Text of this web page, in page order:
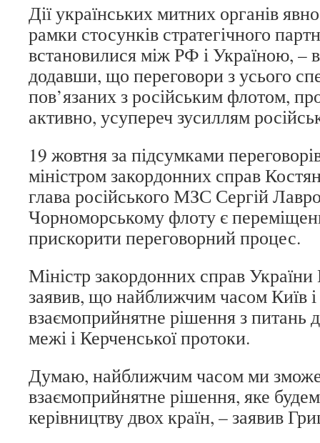
Дії українських митних органів
рамки стосунків стратегічного
встановилися між РФ і Україною, –
додавши, що переговори з усього
пов’язаних з російським флотом,
активно, усупереч зусиллям
19 жовтня за підсумками
міністром закордонних справ
глава російського МЗС Сергій
Чорноморському флоту є
прискорити переговорний процес.
Міністр закордонних справ
заявив, що найближчим часом Київ
взаємоприйнятне рішення з питань
межі і Керченської протоки.
Думаю, найближчим часом ми
взаємоприйнятне рішення, яке
керівництву двох країн, – заявив